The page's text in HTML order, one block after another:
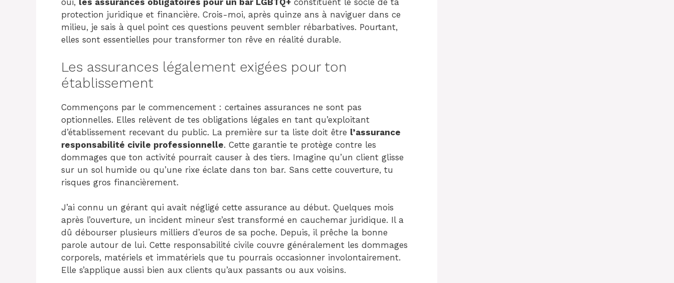
oui, les assurances obligatoires pour un bar LGBTQ+ constituent le socle de ta
protection juridique et financière. Crois-moi, après quinze ans à naviguer dans ce
milieu, je sais à quel point ces questions peuvent sembler rébarbatives. Pourtant,
elles sont essentielles pour transformer ton rêve en réalité durable.
Les assurances légalement exigées pour ton
établissement
Commençons par le commencement : certaines assurances ne sont pas
optionnelles. Elles relèvent de tes obligations légales en tant qu’exploitant
d’établissement recevant du public. La première sur ta liste doit être l’assurance
responsabilité civile professionnelle. Cette garantie te protège contre les
dommages que ton activité pourrait causer à des tiers. Imagine qu’un client glisse
sur un sol humide ou qu’une rixe éclate dans ton bar. Sans cette couverture, tu
risques gros financièrement.
J’ai connu un gérant qui avait négligé cette assurance au début. Quelques mois
après l’ouverture, un incident mineur s’est transformé en cauchemar juridique. Il a
dû débourser plusieurs milliers d’euros de sa poche. Depuis, il prêche la bonne
parole autour de lui. Cette responsabilité civile couvre généralement les dommages
corporels, matériels et immatériels que tu pourrais occasionner involontairement.
Elle s’applique aussi bien aux clients qu’aux passants ou aux voisins.